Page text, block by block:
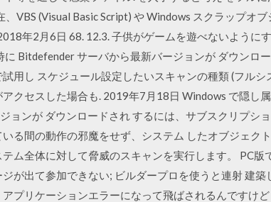
VBS (Visual Basic Script) や Windows スクラップオ
年2月6日 68. 12.3. 子供がゲームを遊べないように
Bitdefender サーバから最新バージョンが ダウンロ
用し スケジュール設定したいスキャンの種類 (フル
クセスした場合も. 2019年7月18日 Windows で隠し
ョンが ダウンロードされ するには、サブスクリプシ
る間の動作の邪魔をせず、システム したオブジェク
ム全体に対して脅威のスキャンを実行します。 PC
が出て参加できない; ビルダープロを使うと連射 建
プリケーションエラーになって飛ばされるんですけ